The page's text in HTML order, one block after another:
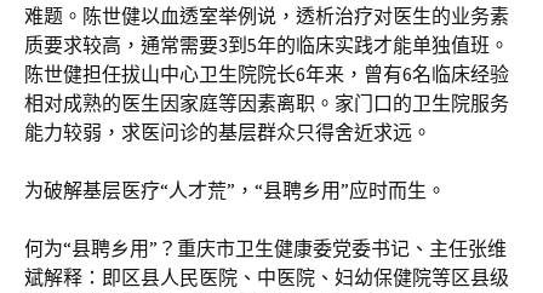
难题。陈世健以血透室举例说，透析治疗对医生的业务素
质要求较高，通常需要3到5年的临床实践才能单独值班。
陈世健担任拔山中心卫生院院长6年来，曾有6名临床经验
相对成熟的医生因家庭等因素离职。家门口的卫生院服务
能力较弱，求医问诊的基层群众只得舍近求远。
为破解基层医疗“人才荒”，“县聘乡用”应时而生。
何为“县聘乡用”？重庆市卫生健康委党委书记、主任张维
斌解释：即区县人民医院、中医院、妇幼保健院等区县级